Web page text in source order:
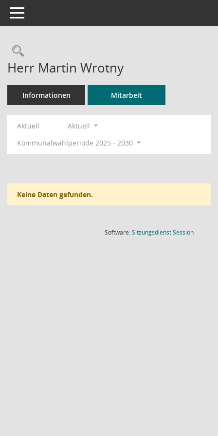
Toggle navigation
Rechercheauswahl
Herr Martin Wrotny
Informationen Mitarbeit
Aktuell
Aktuell
Kommunalwahlperiode 2025 - 2030
Keine Daten gefunden.
Software:SitzungsdienstSession(Wird in